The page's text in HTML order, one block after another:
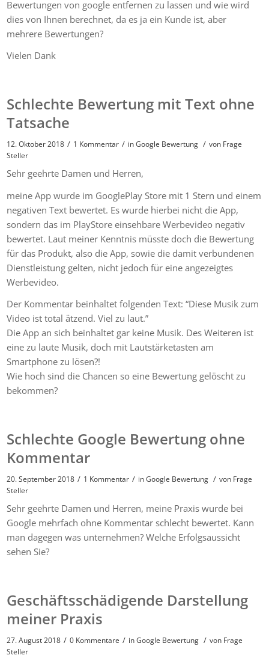
Bewertungen von google entfernen zu lassen und wie wird
dies von Ihnen berechnet, da es ja ein Kunde ist, aber
mehrere Bewertungen?
Vielen Dank
Schlechte Bewertung mit Text ohne
Tatsache
12. Oktober 2018 / 1 Kommentar / inGoogle Bewertung / von Frage
Steller
Sehr geehrte Damen und Herren,
meine App wurde im GooglePlay Store mit 1 Stern und einem
negativen Text bewertet. Es wurde hierbei nicht die App,
sondern das im PlayStore einsehbare Werbevideo negativ
bewertet. Laut meiner Kenntnis müsste doch die Bewertung
für das Produkt, also die App, sowie die damit verbundenen
Dienstleistung gelten, nicht jedoch für eine angezeigtes
Werbevideo.
Der Kommentar beinhaltet folgenden Text: “Diese Musik zum
Video ist total ätzend. Viel zu laut.”
Die App an sich beinhaltet gar keine Musik. Des Weiteren ist
eine zu laute Musik, doch mit Lautstärketasten am
Smartphone zu lösen?!
Wie hoch sind die Chancen so eine Bewertung gelöscht zu
bekommen?
Schlechte Google Bewertung ohne
Kommentar
20. September 2018 / 1 Kommentar / inGoogle Bewertung / von Frage
Steller
Sehr geehrte Damen und Herren, meine Praxis wurde bei
Google mehrfach ohne Kommentar schlecht bewertet. Kann
man dagegen was unternehmen? Welche Erfolgsaussicht
sehen Sie?
Geschäftsschädigende Darstellung
meiner Praxis
27. August 2018 / 0 Kommentare / inGoogle Bewertung / von Frage
Steller